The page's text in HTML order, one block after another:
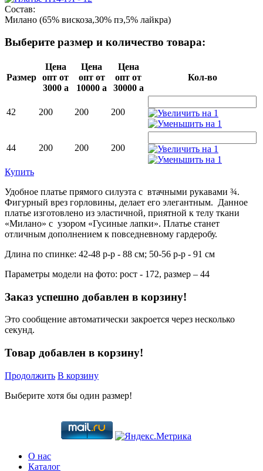
Состав:
Милано (65% вискоза,30% пэ,5% лайкра)
Выберите размер и количество товара:
Размер
Цена
опт от
3000 a
Цена
опт от
10000 a
Цена
опт от
30000 a
Кол-во
42 200 200 200
44 200 200 200
Купить
Удобное платье прямого силуэта с втачными рукавами ¾.
Фигурный врез горловины, делает его элегантным. Данное
платье изготовлено из эластичной, приятной к телу ткани
«Милано» с узором «Гусиные лапки». Платье станет
отличным дополнением к повседневному гардеробу.
Длина по спинке: 42-48 р-р - 88 см; 50-56 р-р - 91 см
Параметры модели на фото: рост - 172, размер – 44
Заказ успешно добавлен в корзину!
Это сообщение автоматически закроется через несколько
секунд.
Товар добавлен в корзину!
Продолжить В корзину
Выберите хотя бы один размер!
О нас
Каталог